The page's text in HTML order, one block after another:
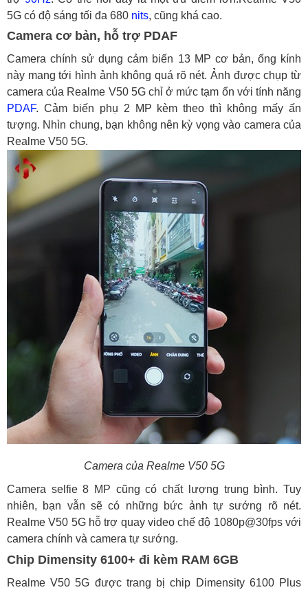
5G có độ sáng tối đa 680 nits, cũng khá cao.
Camera cơ bản, hỗ trợ PDAF
Camera chính sử dụng cảm biến 13 MP cơ bản, ống kính
này mang tới hình ảnh không quá rõ nét. Ảnh được chụp từ
camera của Realme V50 5G chỉ ở mức tạm ổn với tính năng
PDAF. Cảm biến phụ 2 MP kèm theo thì không mấy ấn
tượng. Nhìn chung, bạn không nên kỳ vọng vào camera của
Realme V50 5G.
Camera của Realme V50 5G
Camera selfie 8 MP cũng có chất lượng trung bình. Tuy
nhiên, bạn vẫn sẽ có những bức ảnh tự sướng rõ nét.
Realme V50 5G hỗ trợ quay video chế độ 1080p@30fps với
camera chính và camera tự sướng.
Chip Dimensity 6100+ đi kèm RAM 6GB
Realme V50 5G được trang bị chip Dimensity 6100 Plus